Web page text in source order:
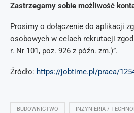
Zastrzegamy sobie możliwość
Prosimy o dołączenie do aplikacji
osobowych w celach rekrutacji
r. Nr 101, poz. 926 z późn. zm.)”.
Źródło: https://jobtime.pl/praca/
BUDOWNICTWO INŻYNIERIA /